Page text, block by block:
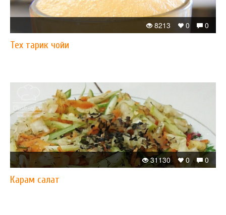
0
0
8213
Теx тарик чойи
0
0
31130
Карам салат